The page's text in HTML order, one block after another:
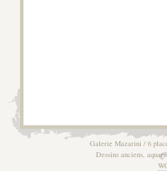
Galerie Mazarini / 6
Dessins anciens,